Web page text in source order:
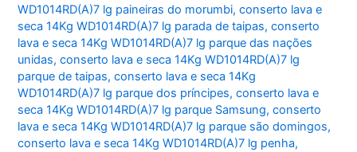
WD1014RD(A)7 lg paineiras do morumbi,conserto lava e
seca 14Kg WD1014RD(A)7 lg parada de taipas,conserto
lava e seca 14Kg WD1014RD(A)7 lg parque das nações
unidas,conserto lava e seca 14Kg WD1014RD(A)7 lg
parque de taipas,conserto lava e seca 14Kg
WD1014RD(A)7 lg parque dos príncipes,conserto lava e
seca 14Kg WD1014RD(A)7 lg parque Samsung,conserto
lava e seca 14Kg WD1014RD(A)7 lg parque são domingos,
conserto lava e seca 14Kg WD1014RD(A)7 lg penha,